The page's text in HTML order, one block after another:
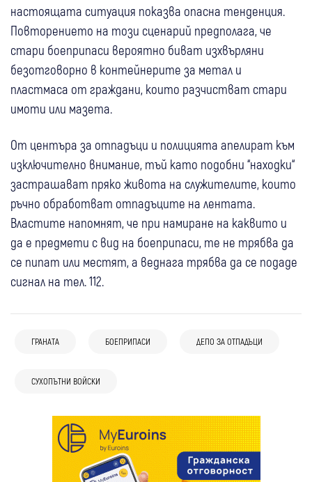
настоящата ситуация показва опасна тенденция.
Повторението на този сценарий предполага, че
стари боеприпаси вероятно биват изхвърляни
безотговорно в контейнерите за метал и
пластмаса от граждани, които разчистват стари
имоти или мазета.
От центъра за отпадъци и полицията апелират към
изключително внимание, тъй като подобни “находки“
застрашават пряко живота на служителите, които
ръчно обработват отпадъците на лентата.
Властите напомнят, че при намиране на каквито и
да е предмети с вид на боеприпаси, те не трябва да
се пипат или местят, а веднага трябва да се подаде
сигнал на тел. 112.
ГРАНАТА БОЕПРИПАСИ ДЕПО ЗА ОТПАДЪЦИ
СУХОПЪТНИ ВОЙСКИ